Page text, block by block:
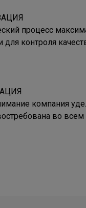
процесс
для контроля
компания
во всем